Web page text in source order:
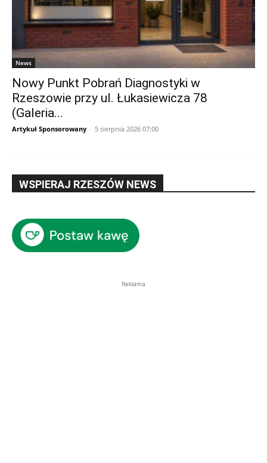
News
Nowy Punkt Pobrań Diagnostyki w
Rzeszowie przy ul. Łukasiewicza 78
(Galeria...
Artykuł Sponsorowany - 5 sierpnia 2026 07:00
WSPIERAJ RZESZÓW NEWS
Reklama